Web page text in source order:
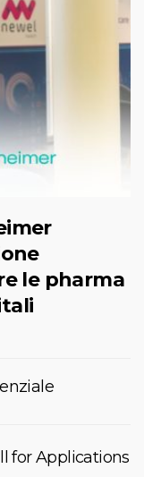
le pharma
for Applications